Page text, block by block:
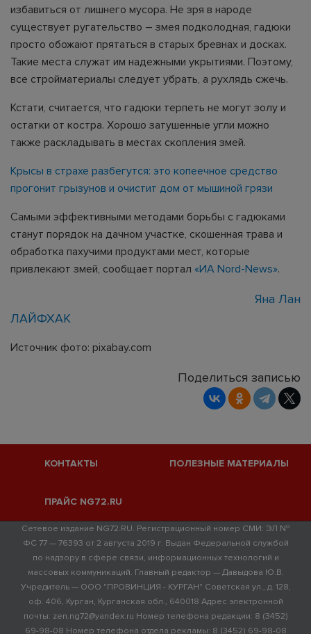
избавиться от лишнего мусора. Не зря в народе
существует ругательство – змея подколодная, гадюки
просто обожают прятаться в старых бревнах и досках.
Такие места служат им надежными укрытиями. Поэтому,
все стройматериалы следует убрать, а рухлядь сжечь.
Кстати, считается, что гадюки терпеть не могут золу и
остатки от костра. Хорошо затушенные угли можно
также раскладывать в местах скопления змей.
Крысы в страхе разбегутся: это копеечное средство
прогонит грызунов и очистит дом от мышиной грязи
Самыми эффективными методами борьбы с гадюками
станут порядок на дачном участке, скошенная трава и
обработка пахучими продуктами мест, которые
привлекают змей, сообщает портал «ИА Nord-News».
Яна Лан
ЛАЙФХАК
Источник фото: pixabay.com
Поделиться записью
КОНТАКТЫ ПОЛЕЗНЫЕ МАТЕРИАЛЫ
ПРАЙС NG72.RU
Сетевое издание NG72.RU. Регистрационный номер СМИ: ЭЛ №
ФС 77 — 76393 от 2 августа 2019 г. Выдан Федеральной службой
по надзору в сфере связи, информационных технологий и
массовых коммуникаций. Главный редактор — Давыдова Ю.В.
Учредитель — ООО "ПРОВИНЦИЯ - КУРГАН" Советская ул., д. 128,
оф. 406, Курган, Курганская обл., 640018 Адрес электронной
почты: zen.ng72@yandex.ru Номер телефона редакции: 8 (3452)
69-98-08 Номер телефона отдела рекламы: 8 (3452) 69-98-08